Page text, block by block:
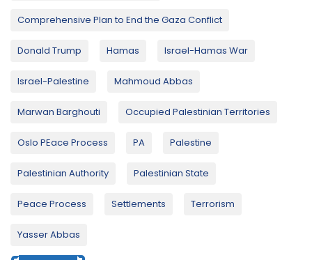
Comprehensive Plan to End the Gaza Conflict
Donald Trump Hamas Israel-Hamas War
Israel-Palestine Mahmoud Abbas
Marwan Barghouti Occupied Palestinian Territories
Oslo PEace Process PA Palestine
Palestinian Authority Palestinian State
Peace Process Settlements Terrorism
Yasser Abbas